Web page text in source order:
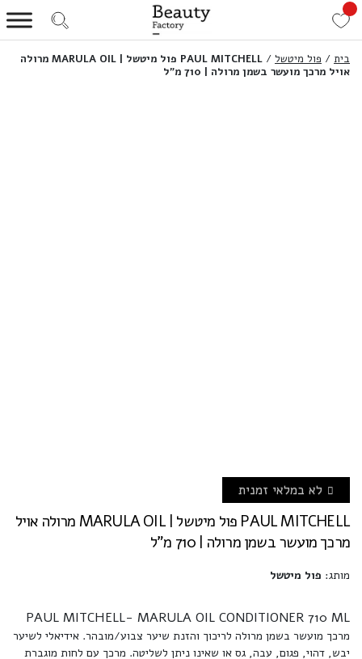
בית / פול מיטשל /
PAUL MITCHELL פול מיטשל | MARULA OIL מרולה
אויל מרכך מועשר בשמן מרולה | 710 מ”ל
לא במלאי זמנית
PAUL MITCHELL פול מיטשל | MARULA OIL מרולה אויל
מרכך מועשר בשמן מרולה | 710 מ"ל
מותג: פול מיטשל
PAUL MITCHELL- MARULA OIL CONDITIONER 710 ML
מרכך מועשר בשמן מרולה לריכוך והזנת שיער צבוע/מובהר. אידיאלי לשיער
יבש, דהוי, פגום, עבה, גס או שאינו ניתן לשליטה. מרכך עם לחות מוגברת